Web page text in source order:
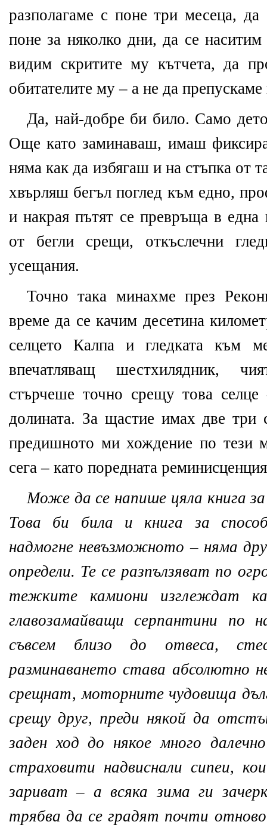
разполагаме с поне три месеца,
поне за няколко дни, да се
видим скритите му кътчета, да
обитателите му – а не да препускаме
Да, най-добре би било. Само
Още като заминаваш, имаш
няма как да избягаш и на стъпка от
хвърляш бегъл поглед към едно,
и накрая пътят се превръща в една
от бегли срещи, откъслечни
усещания.
Точно така минахме през
време да се качим десетина
селцето Калпа и гледката към
впечатляващ шестхилядник,
стърчеше точно срещу това
долината. За щастие имах две три
предишното ми хождение по тези
сега – като поредната
Може да се напише цяла книга
Това би била и книга за
надмогне невъзможното – няма
определи. Те се разпълзяват по
тежките камиони изглеждат
главозамайващи серпантини по
съвсем близо до отвеса,
разминаването става абсолютно
срещнат, моторните чудовища
срещу друг, преди някой да
заден ход до някое много
страховити надвиснали сипеи,
зариват – а всяка зима ги
трябва да се градят почти